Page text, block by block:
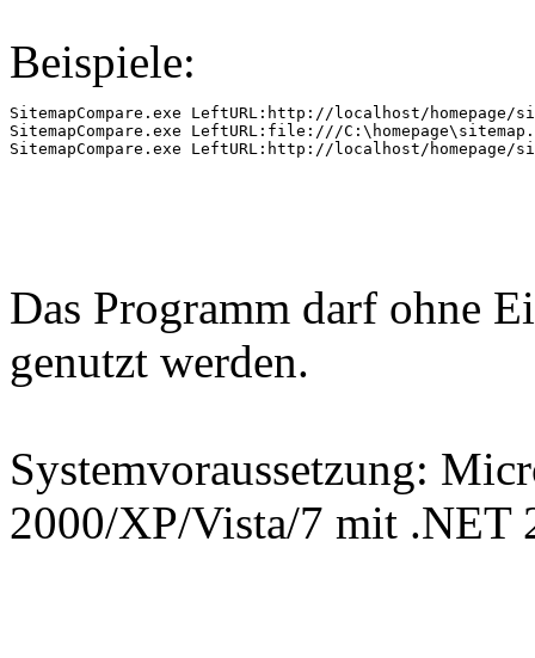
Beispiele:
SitemapCompare.exe LeftURL:http://localhost/homepage/
SitemapCompare.exe LeftURL:file:///
SitemapCompare.exe LeftURL:http://localhost/
Das Programm darf ohne
genutzt werden.
Systemvoraussetzung:
2000/XP/Vista/7 mit .NET